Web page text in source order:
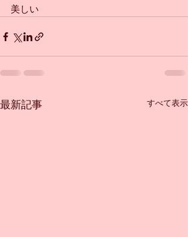
美しい
最新記事 すべて表示